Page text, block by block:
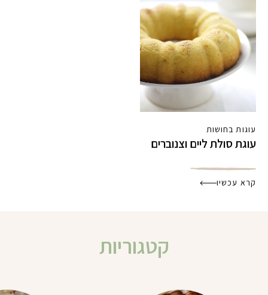
עוגות בחושות
עוגת סולת ליים וצנוברים
קרא עכשיו
קטגוריות